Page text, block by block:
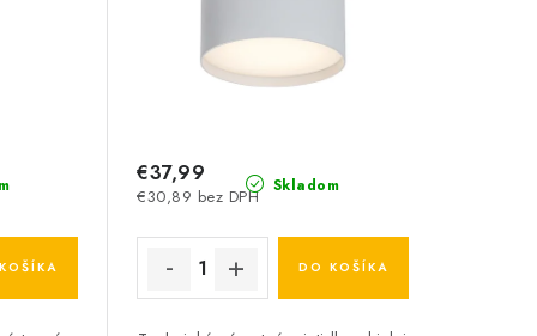
Skladom
€30,89 bez DPH
€37,99
DO KOŠÍKA